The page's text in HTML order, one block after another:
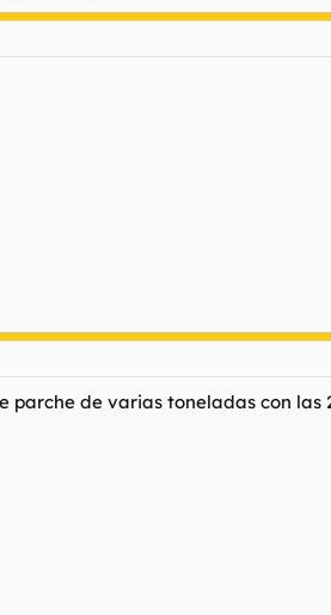
parche de varias toneladas con las